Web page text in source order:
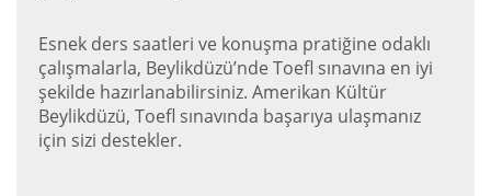
Esnek ders saatleri ve konuşma pratiğine odaklı
çalışmalarla, Beylikdüzü’nde Toefl sınavına en iyi
şekilde hazırlanabilirsiniz. Amerikan Kültür
Beylikdüzü, Toefl sınavında başarıya ulaşmanız
için sizi destekler.